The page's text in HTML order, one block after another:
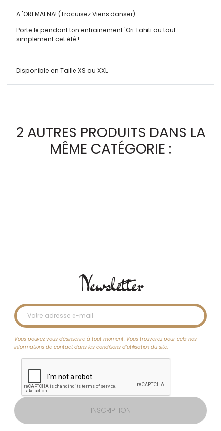
Infusions & Tisanes de Tahiti
Rituel de Bain Polynésien
Soins Capillaires Naturels
Produits solaires
Savons de Polynésie
Les Monoï Parfumés
Les Monoï Bronzants
Coffrets Monoï & Grands
Formats
Top & Brassières
Boîtes à bijoux / Écrins
Colliers
Parures
Sac et Trousse
T-shirts Vahine
T-shirts Tāne
A 'ORI MAI NA! (Traduisez Viens danser)
Porte le pendant ton entrainement 'Ori Tahiti ou tout
simplement cet été !
Disponible en Taille XS au XXL
2 AUTRES PRODUITS DANS LA
MÊME CATÉGORIE :
Newsletter
Vous pouvez vous désinscrire à tout moment. Vous trouverez pour cela nos
informations de contact dans les conditions d'utilisation du site.
INSCRIPTION